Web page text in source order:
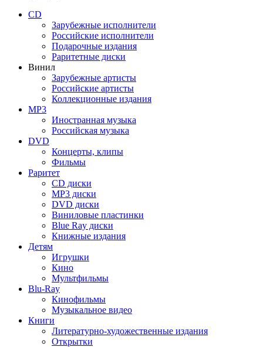
CD
Зарубежные исполнители
Российские исполнители
Подарочные издания
Раритетные диски
Винил
Зарубежные артисты
Российские артисты
Коллекционные издания
MP3
Иностранная музыка
Российская музыка
DVD
Концерты, клипы
Фильмы
Раритет
CD диски
MP3 диски
DVD диски
Виниловые пластинки
Blue Ray диски
Книжные издания
Детям
Игрушки
Кино
Мультфильмы
Blu-Ray
Кинофильмы
Музыкальное видео
Книги
Литературно-художественные издания
Открытки